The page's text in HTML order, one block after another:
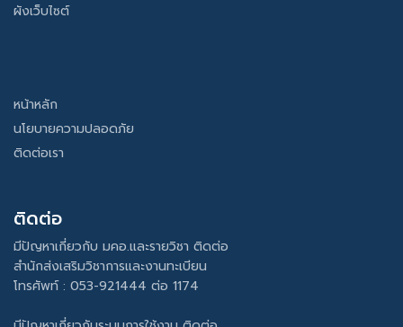
ผังเว็บไซต์
หน้าหลัก
นโยบายความปลอดภัย
ติดต่อเรา
ติดต่อ
มีปัญหาเกี่ยวกับ มคอ.และรายวิชา ติดต่อ
สำนักส่งเสริมวิชาการและงานทะเบียน
โทรศัพท์ : 053-921444 ต่อ 1174